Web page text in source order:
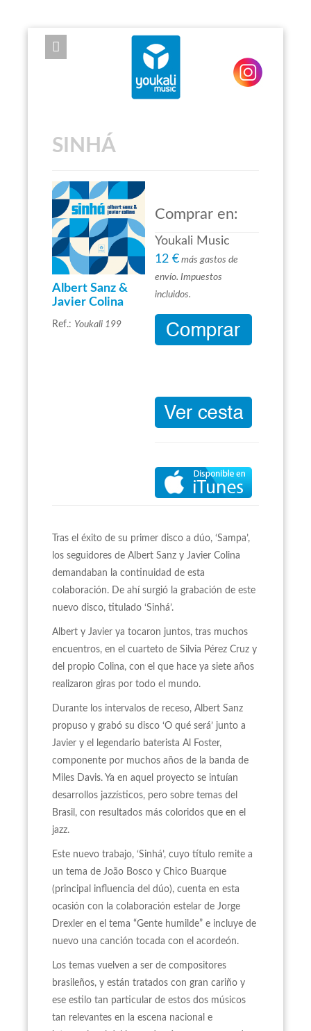
EXPOSE FRAMEWORK FOR JOOMLA 2.5 AND 3.0+
SINHÁ
Albert Sanz &
Javier Colina
Ref.: Youkali 199
Comprar en:
Youkali Music
12 € más gastos de
envío. Impuestos
incluidos.
Tras el éxito de su primer disco a dúo, ‘Sampa’,
los seguidores de Albert Sanz y Javier Colina
demandaban la continuidad de esta
colaboración. De ahí surgió la grabación de este
nuevo disco, titulado ‘Sinhá’.
Albert y Javier ya tocaron juntos, tras muchos
encuentros, en el cuarteto de Silvia Pérez Cruz y
del propio Colina, con el que hace ya siete años
realizaron giras por todo el mundo.
Durante los intervalos de receso, Albert Sanz
propuso y grabó su disco ‘O qué será’ junto a
Javier y el legendario baterista Al Foster,
componente por muchos años de la banda de
Miles Davis. Ya en aquel proyecto se intuían
desarrollos jazzísticos, pero sobre temas del
Brasil, con resultados más coloridos que en el
jazz.
Este nuevo trabajo, ‘Sinhá’, cuyo título remite a
un tema de João Bosco y Chico Buarque
(principal influencia del dúo), cuenta en esta
ocasión con la colaboración estelar de Jorge
Drexler en el tema “Gente humilde” e incluye de
nuevo una canción tocada con el acordeón.
Los temas vuelven a ser de compositores
brasileños, y están tratados con gran cariño y
ese estilo tan particular de estos dos músicos
tan relevantes en la escena nacional e